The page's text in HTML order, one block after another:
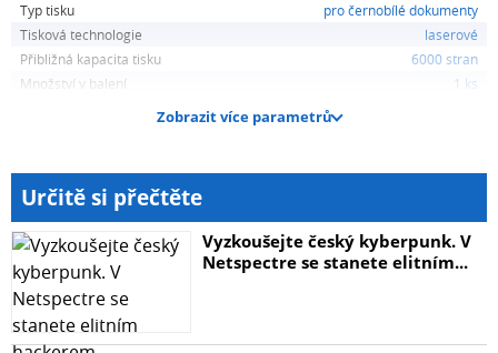
Typ tisku
pro černobílé dokumenty
Tisková technologie
laserové
Přibližná kapacita tisku
6000 stran
Množství v balení
1 ks
Zobrazit více parametrů
Určitě si přečtěte
Vyzkoušejte český kyberpunk. V
Netspectre se stanete elitním...